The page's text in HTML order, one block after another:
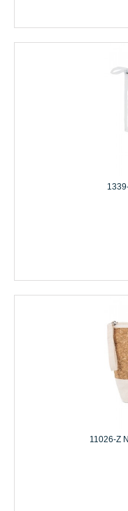
11026-Z